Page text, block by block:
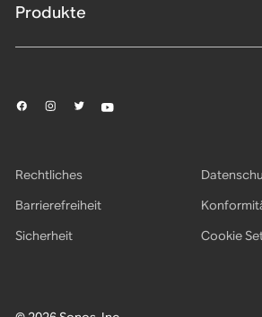
Produkte
Rechtliches
Barrierefreiheit
Sicherheit
Cookie